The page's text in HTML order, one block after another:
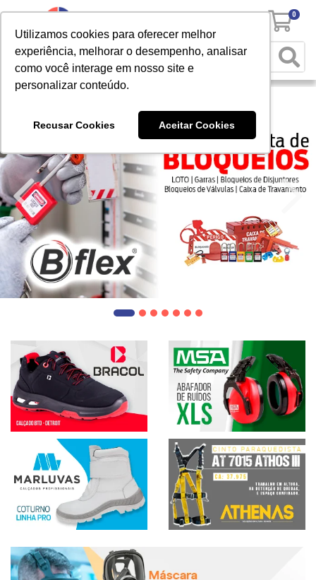
Utilizamos cookies para oferecer melhor
experiência, melhorar o desempenho, analisar
como você interage em nosso site e
personalizar conteúdo.
Recusar Cookies Aceitar Cookies
0